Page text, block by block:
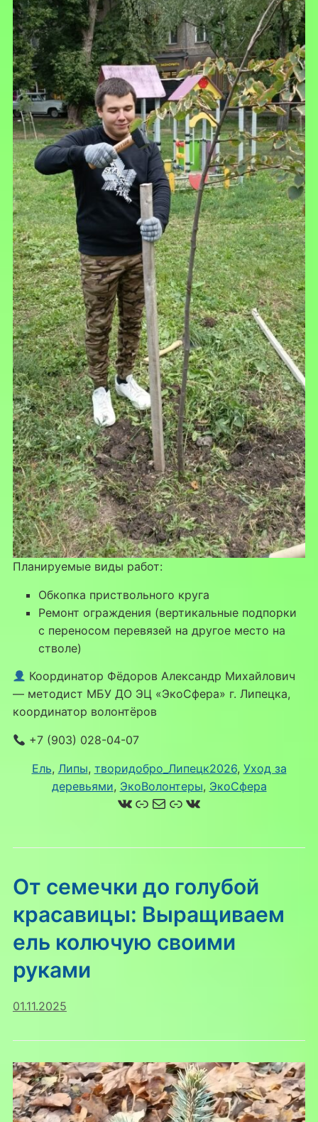
Планируемые виды работ:
Обкопка приствольного круга
Ремонт ограждения (вертикальные подпорки
с переносом перевязей на другое место на
стволе)
Координатор Фёдоров Александр Михайлович
— методист МБУ ДО ЭЦ «ЭкоСфера» г. Липецка,
координатор волонтёров
+7 (903) 028-04-07
Ель, Липы, творидобро_Липецк2026, Уход за
деревьями, ЭкоВолонтеры, ЭкоСфера
ВКонтакте
Ссылка
Почта
Ссылка
ВКонтакте
От семечки до голубой
красавицы: Выращиваем
ель колючую своими
руками
01.11.2025